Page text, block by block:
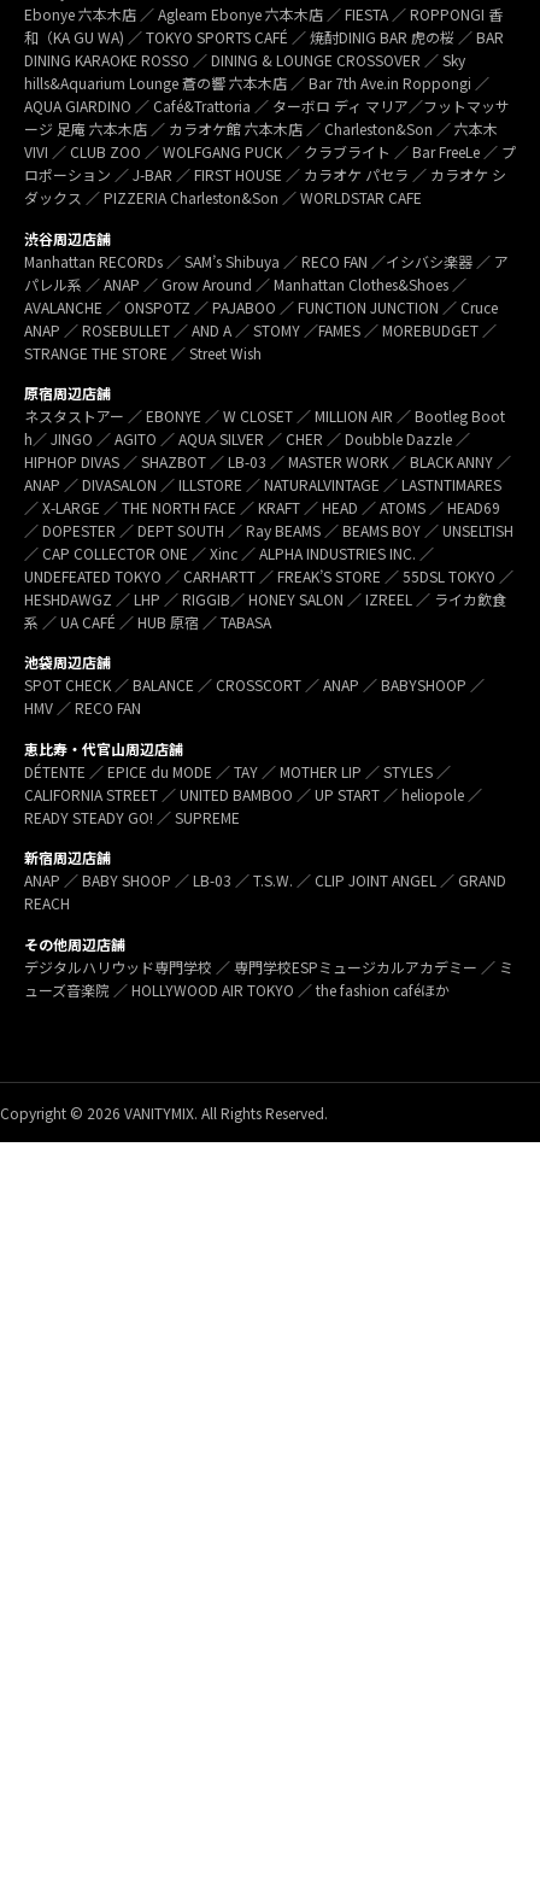
Ebonye 六本木店 ／ Agleam Ebonye 六本木店 ／ FIESTA ／ ROPPONGI 香
和（KA GU WA) ／ TOKYO SPORTS CAFÉ ／ 焼酎DINIG BAR 虎の桜 ／ BAR
DINING KARAOKE ROSSO ／ DINING & LOUNGE CROSSOVER ／ Sky
hills&Aquarium Lounge 蒼の響 六本木店 ／ Bar 7th Ave.in Roppongi ／
AQUA GIARDINO ／ Café&Trattoria ／ ターボロ ディ マリア／フットマッサ
ージ 足庵 六本木店 ／ カラオケ館 六本木店 ／ Charleston&Son ／ 六本木
VIVI ／ CLUB ZOO ／ WOLFGANG PUCK ／ クラブライト ／ Bar FreeLe ／ プ
ロポーション ／ J-BAR ／ FIRST HOUSE ／ カラオケ パセラ ／ カラオケ シ
ダックス ／ PIZZERIA Charleston&Son ／ WORLDSTAR CAFE
渋谷周辺店舗
Manhattan RECORDs ／ SAM’s Shibuya ／ RECO FAN ／イシバシ楽器 ／ ア
パレル系 ／ ANAP ／ Grow Around ／ Manhattan Clothes&Shoes ／
AVALANCHE ／ ONSPOTZ ／ PAJABOO ／ FUNCTION JUNCTION ／ Cruce
ANAP ／ ROSEBULLET ／ AND A ／ STOMY ／FAMES ／ MOREBUDGET ／
STRANGE THE STORE ／ Street Wish
原宿周辺店舗
ネスタストアー ／ EBONYE ／ W CLOSET ／ MILLION AIR ／ Bootleg Boot
h／ JINGO ／ AGITO ／ AQUA SILVER ／ CHER ／ Doubble Dazzle ／
HIPHOP DIVAS ／ SHAZBOT ／ LB-03 ／ MASTER WORK ／ BLACK ANNY ／
ANAP ／ DIVASALON ／ ILLSTORE ／ NATURALVINTAGE ／ LASTNTIMARES
／ X-LARGE ／ THE NORTH FACE ／ KRAFT ／ HEAD ／ ATOMS ／ HEAD69
／ DOPESTER ／ DEPT SOUTH ／ Ray BEAMS ／ BEAMS BOY ／ UNSELTISH
／ CAP COLLECTOR ONE ／ Xinc ／ ALPHA INDUSTRIES INC. ／
UNDEFEATED TOKYO ／ CARHARTT ／ FREAK’S STORE ／ 55DSL TOKYO ／
HESHDAWGZ ／ LHP ／ RIGGIB／ HONEY SALON ／ IZREEL ／ ライカ飲食
系 ／ UA CAFÉ ／ HUB 原宿 ／ TABASA
池袋周辺店舗
SPOT CHECK ／ BALANCE ／ CROSSCORT ／ ANAP ／ BABYSHOOP ／
HMV ／ RECO FAN
恵比寿・代官山周辺店舗
DÉTENTE ／ EPICE du MODE ／ TAY ／ MOTHER LIP ／ STYLES ／
CALIFORNIA STREET ／ UNITED BAMBOO ／ UP START ／ heliopole ／
READY STEADY GO! ／ SUPREME
新宿周辺店舗
ANAP ／ BABY SHOOP ／ LB-03 ／ T.S.W. ／ CLIP JOINT ANGEL ／ GRAND
REACH
その他周辺店舗
デジタルハリウッド専門学校 ／ 専門学校ESPミュージカルアカデミー ／ ミ
ューズ音楽院 ／ HOLLYWOOD AIR TOKYO ／ the fashion caféほか
Copyright © 2026 VANITYMIX. All Rights Reserved.